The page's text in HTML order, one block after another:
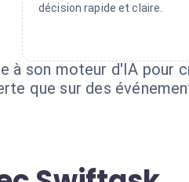
décision rapide et claire.
à son moteur d'IA pour
que sur des